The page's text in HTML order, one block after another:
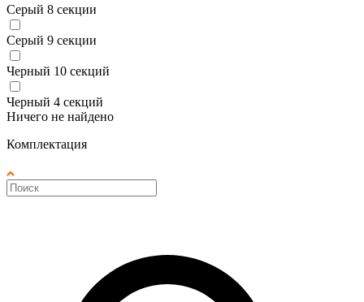
Серый 8 секции
Серый 9 секции
Черный 10 секций
Черный 4 секций
Ничего не найдено
Комплектация